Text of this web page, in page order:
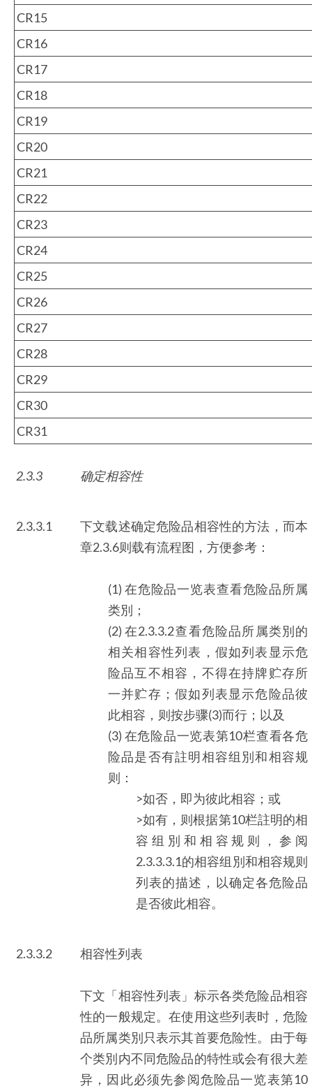
CR15
CR16
CR17
CR18
CR19
CR20
CR21
CR22
CR23
CR24
CR25
CR26
CR27
CR28
CR29
CR30
CR31
2.3.3 确定相容性
2.3.3.1
下文载述确定危险品相容性的方法，而本
章2.3.6则载有流程图，方便参考：
(1) 在危险品一览表查看危险品所属
类別；
(2) 在2.3.3.2查看危险品所属类別的
相关相容性列表，假如列表显示危
险品互不相容，不得在持牌贮存所
一并贮存；假如列表显示危险品彼
此相容，则按步骤(3)而行；以及
(3) 在危险品一览表第10栏查看各危
险品是否有註明相容组別和相容规
则：
>如否，即为彼此相容；或
>如有，则根据第10栏註明的相
容组別和相容规则，参阅
2.3.3.3.1的相容组別和相容规则
列表的描述，以确定各危险品
是否彼此相容。
2.3.3.2 相容性列表
下文「相容性列表」标示各类危险品相容
性的一般规定。在使用这些列表时，危险
品所属类別只表示其首要危险性。由于每
个类別内不同危险品的特性或会有很大差
异，因此必须先参阅危险品一览表第10